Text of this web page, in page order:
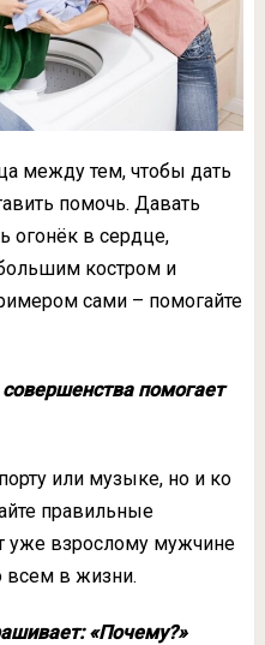
между тем, чтобы дать
помочь. Давать
огонёк в сердце,
костром и
сами – помогайте
помогает
или музыке, но и ко
правильные
уже взрослому мужчине
всем в жизни.
«Почему?»